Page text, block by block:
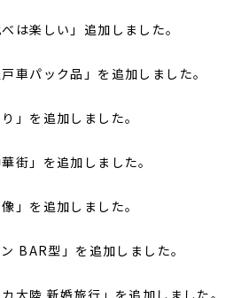
は楽しい」追加しました。
車パック品」を追加しました。
」を追加しました。
街」を追加しました。
」を追加しました。
BAR型」を追加しました。
大陸 新婚旅行」を追加しました。